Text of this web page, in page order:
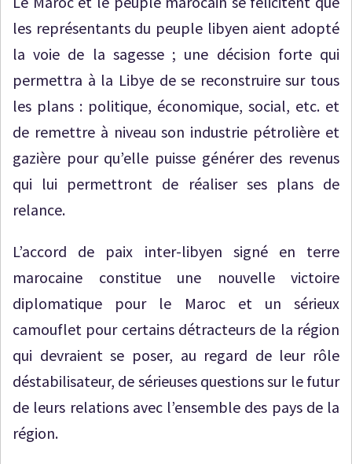
les représentants du peuple libyen aient adopté
la voie de la sagesse ; une décision forte qui
permettra à la Libye de se reconstruire sur tous
les plans : politique, économique, social, etc. et
de remettre à niveau son industrie pétrolière et
gazière pour qu’elle puisse générer des revenus
qui lui permettront de réaliser ses plans de
relance.
L’accord de paix inter-libyen signé en terre
marocaine constitue une nouvelle victoire
diplomatique pour le Maroc et un sérieux
camouflet pour certains détracteurs de la région
qui devraient se poser, au regard de leur rôle
déstabilisateur, de sérieuses questions sur le futur
de leurs relations avec l’ensemble des pays de la
région.